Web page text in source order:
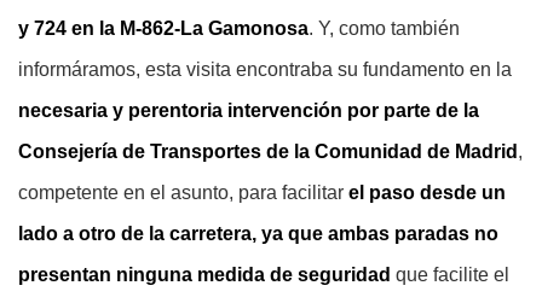
y 724 en la M-862-La Gamonosa. Y, como también
informáramos, esta visita encontraba su fundamento en la
necesaria y perentoria intervención por parte de la
Consejería de Transportes de la Comunidad de Madrid ,
competente en el asunto, para facilitar el paso desde un
lado a otro de la carretera, ya que ambas paradas no
presentan ninguna medida de seguridad que facilite el